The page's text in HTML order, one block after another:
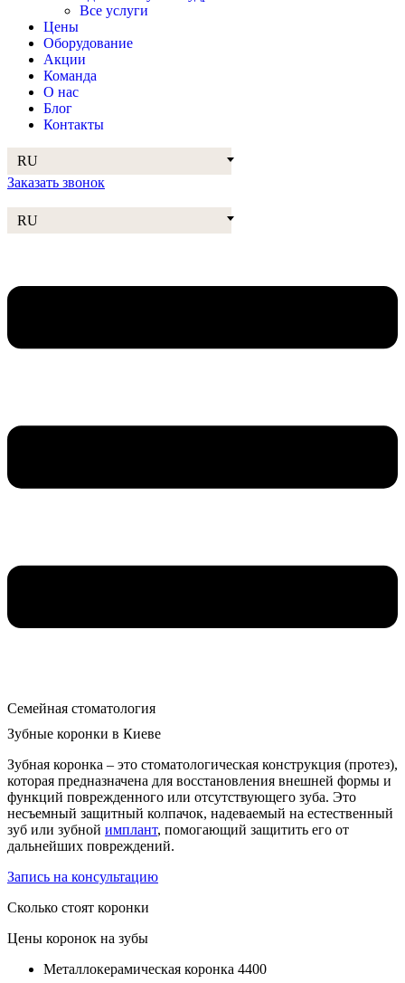
Все услуги
Цены
Оборудование
Акции
Команда
О нас
Блог
Контакты
RU
Заказать звонок
RU
Семейная стоматология
Зубные коронки в Киеве
Зубная коронка – это стоматологическая конструкция (протез),
которая предназначена для восстановления внешней формы и
функций поврежденного или отсутствующего зуба. Это
несъемный защитный колпачок, надеваемый на естественный
зуб или зубной имплант, помогающий защитить его от
дальнейших повреждений.
Запись на консультацию
Сколько стоят коронки
Цены коронок на зубы
Металлокерамическая коронка 4400